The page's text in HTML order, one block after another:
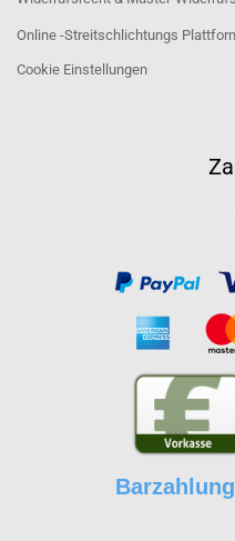
Online -Streitschlichtungs
Cookie Einstellungen